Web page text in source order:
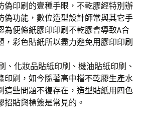
偽印刷的壹種手眼，不乾膠經特別辦
偽功能，數位造型設計師常與其它手
為便條紙膠印印刷不乾膠會導致A合
，彩色貼紙所以盡力避免用膠印印刷
、化妝品貼紙印刷、機油貼紙印刷、
印刷，如今隨著高中檔不乾膠生產水
這些問題不復存在，造型貼紙用四色
招貼與標簽是常見的。